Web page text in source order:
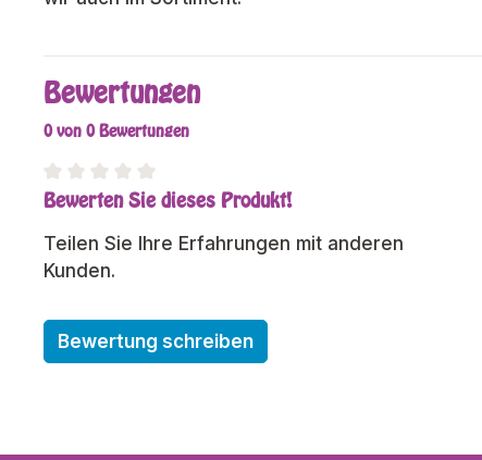
Bewertungen
0 von 0 Bewertungen
Durchschnittliche Bewertung von 0 von 5 Sternen
Bewerten Sie dieses Produkt!
Teilen Sie Ihre Erfahrungen mit anderen
Kunden.
Bewertung schreiben